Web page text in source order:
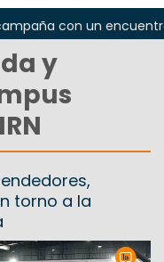
con un encuentro
y
torno a la